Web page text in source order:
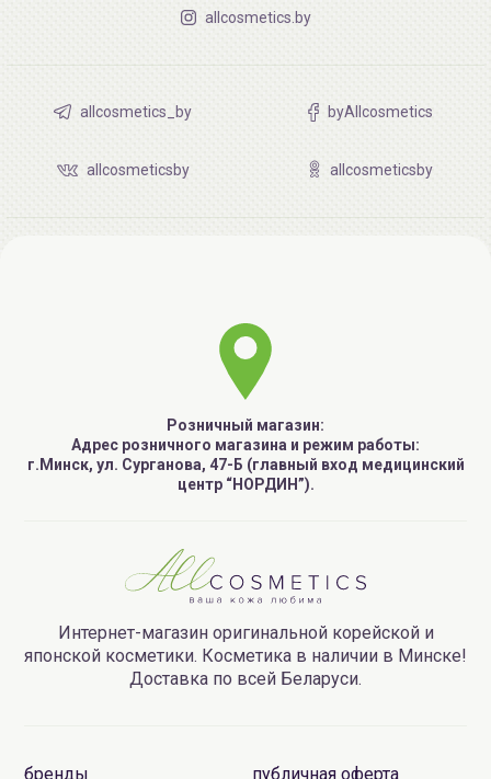
allcosmetics.by
allcosmetics_by byAllcosmetics
allcosmeticsby allcosmeticsby
Розничный магазин:
Адрес розничного магазина и режим работы:
г.Минск, ул. Сурганова, 47-Б (главный вход медицинский
центр “НОРДИН”).
Интернет-магазин оригинальной корейской и
японской косметики. Косметика в наличии в Минске!
Доставка по всей Беларуси.
бренды
публичная оферта